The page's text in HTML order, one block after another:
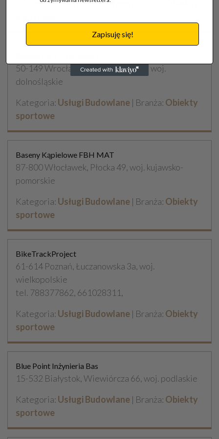
Kategoria:Usługi Budowlane
50-149 Wrocław, Sołtysowicka 62a, woj.
dolnośląskie
Kategoria: Usługi Budowlane | Branża: Obiekty
sportowe
Baseny Kąpielowe FBH MAT
87-800 Włocławek, Płocka 49, woj. kujawsko-
pomorskie
Kategoria: Usługi Budowlane | Branża: Obiekty
sportowe
BikeTrackProject
61-614 Poznań, Łuczanowska 3a, woj.
wielkopolskie
tel. 788377862, 661028311,
Kategoria: Usługi Budowlane | Branża: Obiekty
sportowe
Blue Point Inżynieria Bas
15-532 Białystok, Wiewiórcza 66, woj. podlaskie
Kategoria: Usługi Budowlane | Branża: Obiekty
sportowe
Zapisuję się!